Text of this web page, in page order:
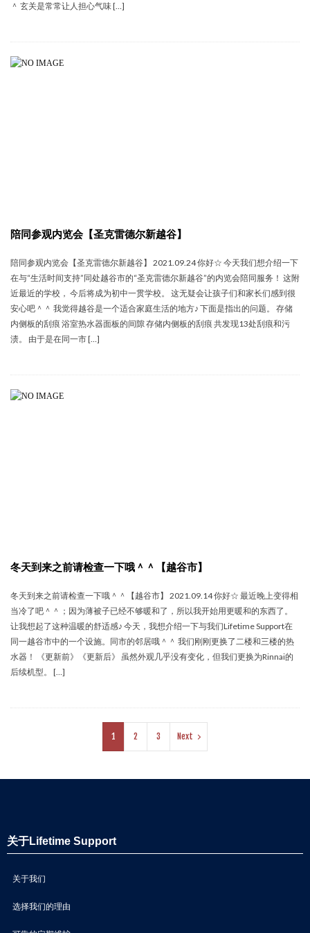
＾ 玄关是常常让人担心气味 […]
陪同参观内览会【圣克雷德尔新越谷】
陪同参观内览会【圣克雷德尔新越谷】 2021.09.24 你好☆ 今天我们想介绍一下
在与“生活时间支持”同处越谷市的“圣克雷德尔新越谷”的内览会陪同服务！ 这附
近最近的学校， 今后将成为初中一贯学校。 这无疑会让孩子们和家长们感到很
安心吧＾＾ 我觉得越谷是一个适合家庭生活的地方♪ 下面是指出的问题。 存储
内侧板的刮痕 浴室热水器面板的间隙 存储内侧板的刮痕 共发现13处刮痕和污
渍。 由于是在同一市 […]
冬天到来之前请检查一下哦＾＾【越谷市】
冬天到来之前请检查一下哦＾＾【越谷市】 2021.09.14 你好☆ 最近晚上变得相
当冷了吧＾＾；因为薄被子已经不够暖和了，所以我开始用更暖和的东西了。
让我想起了这种温暖的舒适感♪ 今天，我想介绍一下与我们Lifetime Support在
同一越谷市中的一个设施。同市的邻居哦＾＾ 我们刚刚更换了二楼和三楼的热
水器！ 《更新前》《更新后》 虽然外观几乎没有变化，但我们更换为Rinnai的
后续机型。 […]
1 2 3 Next
关于Lifetime Support
关于我们
选择我们的理由